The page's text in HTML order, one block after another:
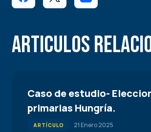
Articulos
Caso de estudio-
primarias Hungría.
ARTÍCULO 21 Enero 2025